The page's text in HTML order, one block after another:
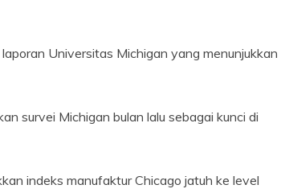
Universitas Michigan yang menunjukkan
survei Michigan bulan lalu sebagai kunci di
indeks manufaktur Chicago jatuh ke level